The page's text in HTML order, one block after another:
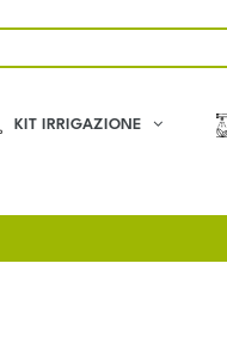
KIT IRRIGAZIONE